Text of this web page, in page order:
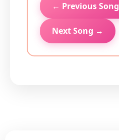
← Previous Song
Next Song →